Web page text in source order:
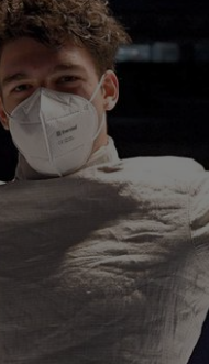
Serie A
Echipe